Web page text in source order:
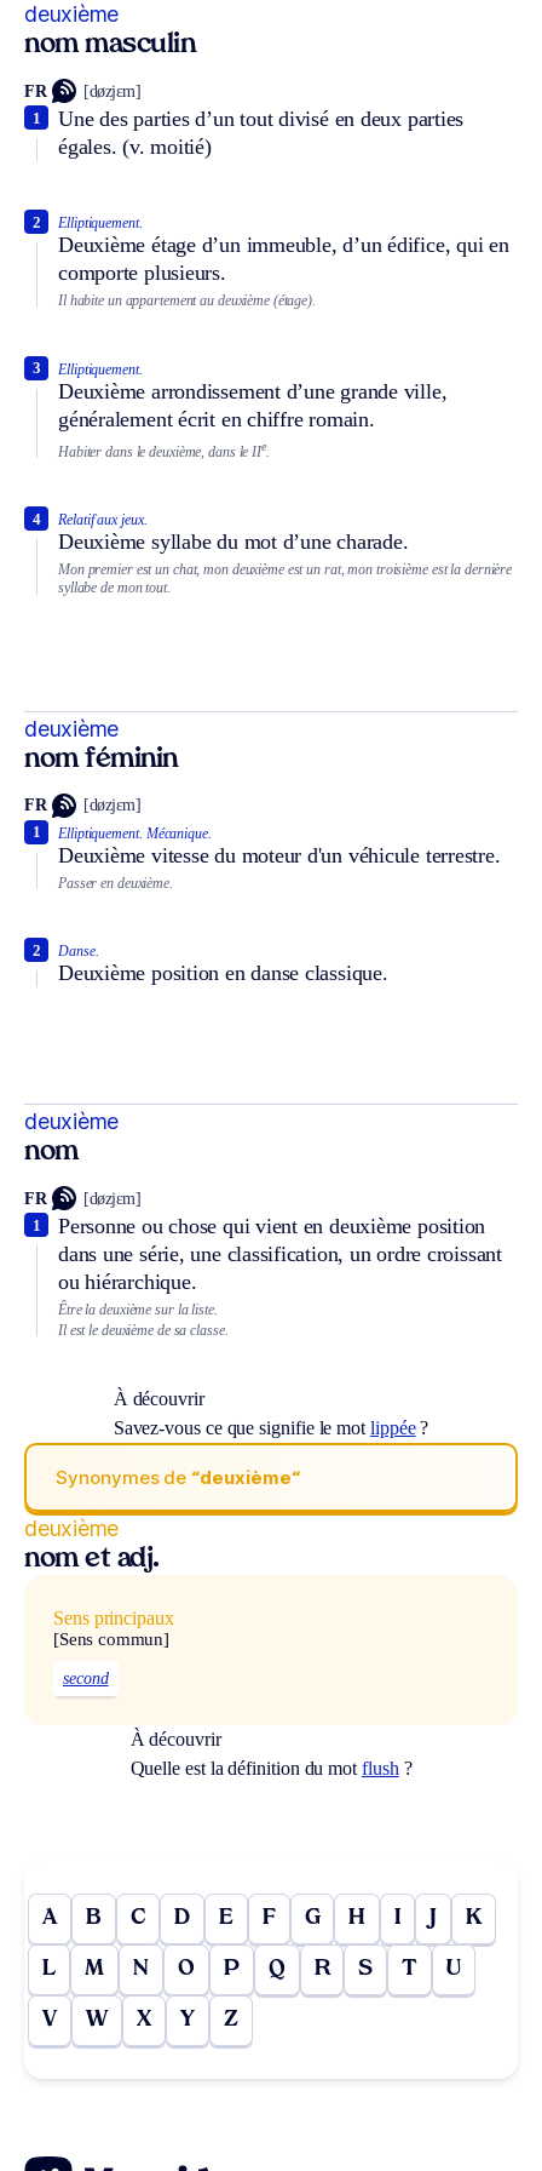
deuxième
nom masculin
FR [døzjɛm]
Une des parties d’un tout divisé en deux parties
égales.(v. moitié)
1
Elliptiquement.
Deuxième étage d’un immeuble, d’un édifice, qui en
comporte plusieurs.
2
Il habite un appartement au deuxième (étage).
Elliptiquement.
Deuxième arrondissement d’une grande ville,
généralement écrit en chiffre romain.
3
Habiter dans le deuxième, dans le IIe.
Relatif aux jeux.
Deuxième syllabe du mot d’une charade.
4
Mon premier est un chat, mon deuxième est un rat, mon troisième est la dernière
syllabe de mon tout.
deuxième
nom féminin
FR [døzjɛm]
Elliptiquement. Mécanique.
Deuxième vitesse du moteur d'un véhicule terrestre.
1
Passer en deuxième.
Danse.
Deuxième position en danse classique.
2
deuxième
nom
FR [døzjɛm]
Personne ou chose qui vient en deuxième position
dans une série, une classification, un ordre croissant
ou hiérarchique.
1
Être la deuxième sur la liste.
Il est le deuxième de sa classe.
À découvrir
Savez-vous ce que signifie le mot lippée?
Synonymes de “deuxième“
deuxième
nom et adj.
Sens principaux
[Sens commun]
second
À découvrir
Quelle est la définition du mot flush ?
A B C D E F G H I J K
L M N O P Q R S T U
V W X Y Z